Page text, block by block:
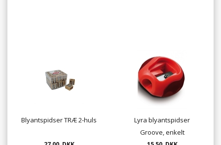
Blyantspidser TRÆ 2-huls
Lyra blyantspidser
Groove, enkelt